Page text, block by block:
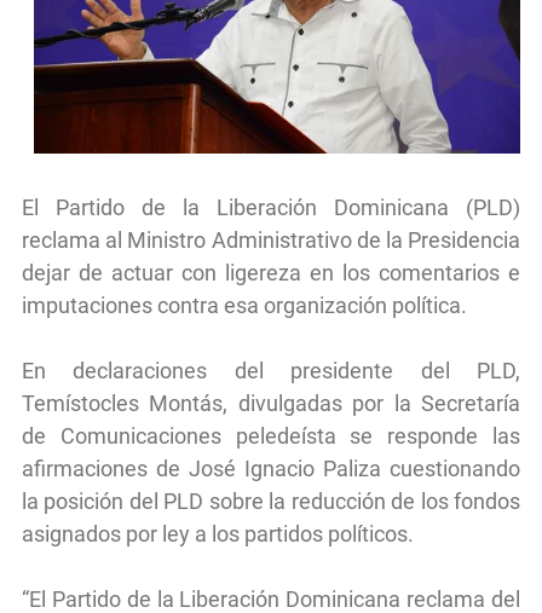
El Partido de la Liberación Dominicana (PLD)
reclama al Ministro Administrativo de la Presidencia
dejar de actuar con ligereza en los comentarios e
imputaciones contra esa organización política.
En declaraciones del presidente del PLD,
Temístocles Montás, divulgadas por la Secretaría
de Comunicaciones peledeísta se responde las
afirmaciones de José Ignacio Paliza cuestionando
la posición del PLD sobre la reducción de los fondos
asignados por ley a los partidos políticos.
“El Partido de la Liberación Dominicana reclama del